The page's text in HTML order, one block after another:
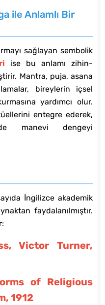
ile Anlamlı Bir
sağlayan sembolik
ise bu anlamı zihin-
Mantra, puja, asana
bireylerin içsel
yardımcı olur.
entegre ederek,
manevi dengeyi
İngilizce akademik
faydalanılmıştır.
Victor Turner,
of Religious
1912